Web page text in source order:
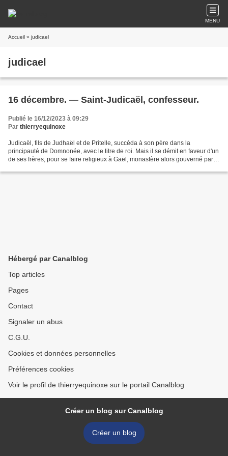
MENU
Accueil » judicael
judicael
16 décembre. — Saint-Judicaël, confesseur.
Publié le 16/12/2023 à 09:29
Par thierryequinoxe
Judicaël, fils de Judhaël et de Pritelle, succéda à son père dans la
principauté de Domnonée, avec le titre de roi. Mais il se démit en faveur d'un
de ses frères, pour se faire religieux à Gaël, monastère alors gouverné par
Hébergé par Canalblog
Top articles
Pages
Contact
Signaler un abus
C.G.U.
Cookies et données personnelles
Préférences cookies
Voir le profil de thierryequinoxe sur le portail Canalblog
Créer un blog sur Canalblog
Créer un blog